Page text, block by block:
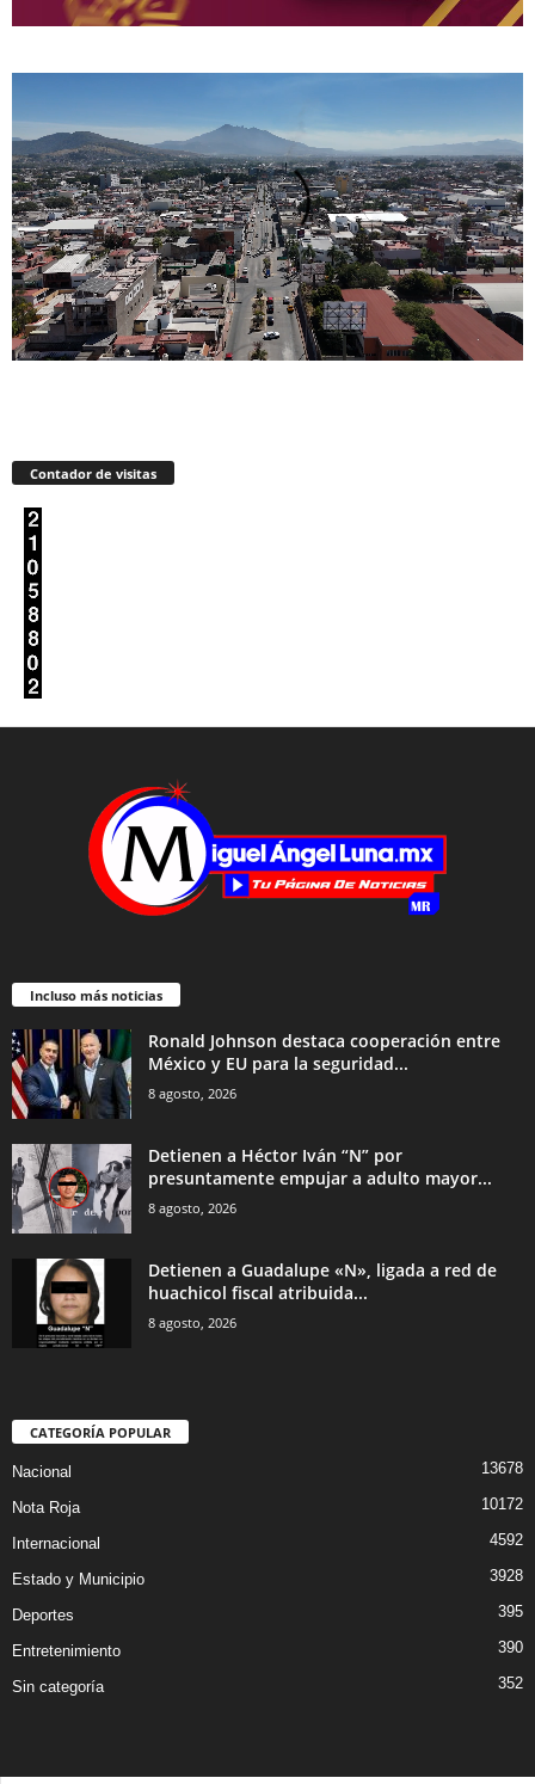
Contador de visitas
Incluso más noticias
Ronald Johnson destaca cooperación entre
México y EU para la seguridad...
8 agosto, 2026
Detienen a Héctor Iván “N” por
presuntamente empujar a adulto mayor...
8 agosto, 2026
Detienen a Guadalupe «N», ligada a red de
huachicol fiscal atribuida...
8 agosto, 2026
CATEGORÍA POPULAR
Nacional 13678
Nota Roja 10172
Internacional 4592
Estado y Municipio 3928
Deportes 395
Entretenimiento 390
Sin categoría 352